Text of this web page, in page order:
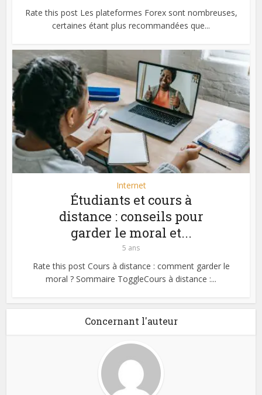
Rate this post Les plateformes Forex sont nombreuses,
certaines étant plus recommandées que...
Internet
Étudiants et cours à
distance : conseils pour
garder le moral et...
5 ans
Rate this post Cours à distance : comment garder le
moral ? Sommaire ToggleCours à distance :...
Concernant l'auteur